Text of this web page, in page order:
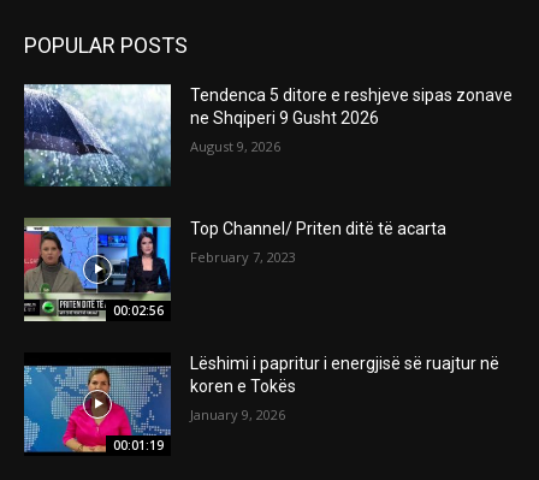
POPULAR POSTS
Tendenca 5 ditore e reshjeve sipas zonave
ne Shqiperi 9 Gusht 2026
August 9, 2026
00:02:56
Top Channel/ Priten ditë të acarta
February 7, 2023
00:01:19
Lëshimi i papritur i energjisë së ruajtur në
koren e Tokës
January 9, 2026